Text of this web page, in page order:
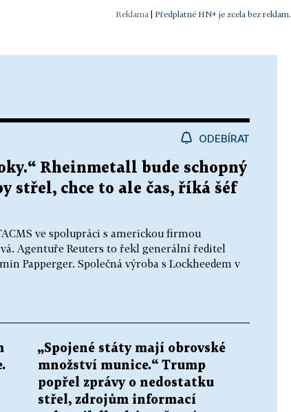
| Předplatné HN+ je zcela bez reklam.
ODEBÍRAT
Rheinmetall bude schopný
střel, chce to ale čas, říká šéf
ve spolupráci s americkou firmou
Agentuře Reuters to řekl generální ředitel
Papperger. Společná výroba s Lockheedem v
„Spojené státy mají obrovské
množství munice.“ Trump
popřel zprávy o nedostatku
střel, zdrojům informací